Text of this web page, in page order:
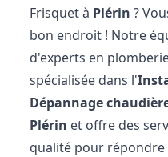
Frisquet à Plérin ?
bon endroit ! Notre
d'experts en
spécialisée dans l'
Dépannage
Plérin et offre des
qualité pour répondre